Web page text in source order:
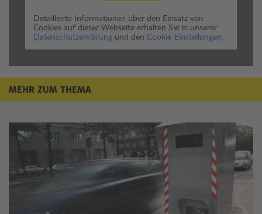
Detaillierte Informationen über den Einsatz von
Cookies auf dieser Webseite erhalten Sie in unserer
Datenschutzerklärung und den Cookie-Einstellungen.
MEHR ZUM THEMA